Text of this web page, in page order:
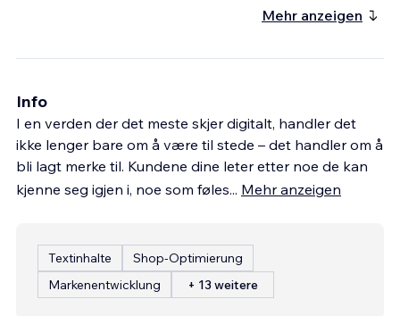
Mehr anzeigen
Info
I en verden der det meste skjer digitalt, handler det
ikke lenger bare om å være til stede – det handler om å
bli lagt merke til. Kundene dine leter etter noe de kan
kjenne seg igjen i, noe som føles... Mehr anzeigen
Textinhalte
Shop-Optimierung
Markenentwicklung
+ 13 weitere